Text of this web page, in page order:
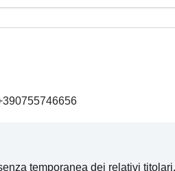
temporanea dei relativi